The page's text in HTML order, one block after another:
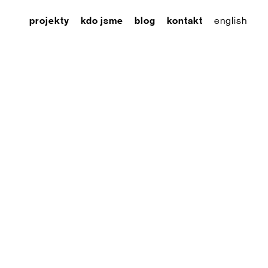
projekty kdo jsme blog kontakt english